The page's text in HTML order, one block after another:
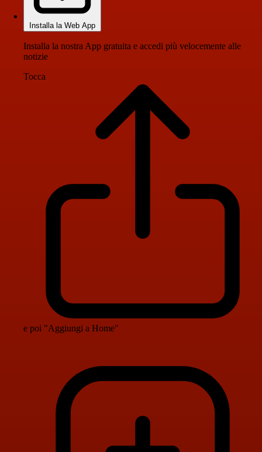
Installa la Web App
Installa la nostra App gratuita e accedi più velocemente alle
notizie
Tocca
e poi "Aggiungi a Home"